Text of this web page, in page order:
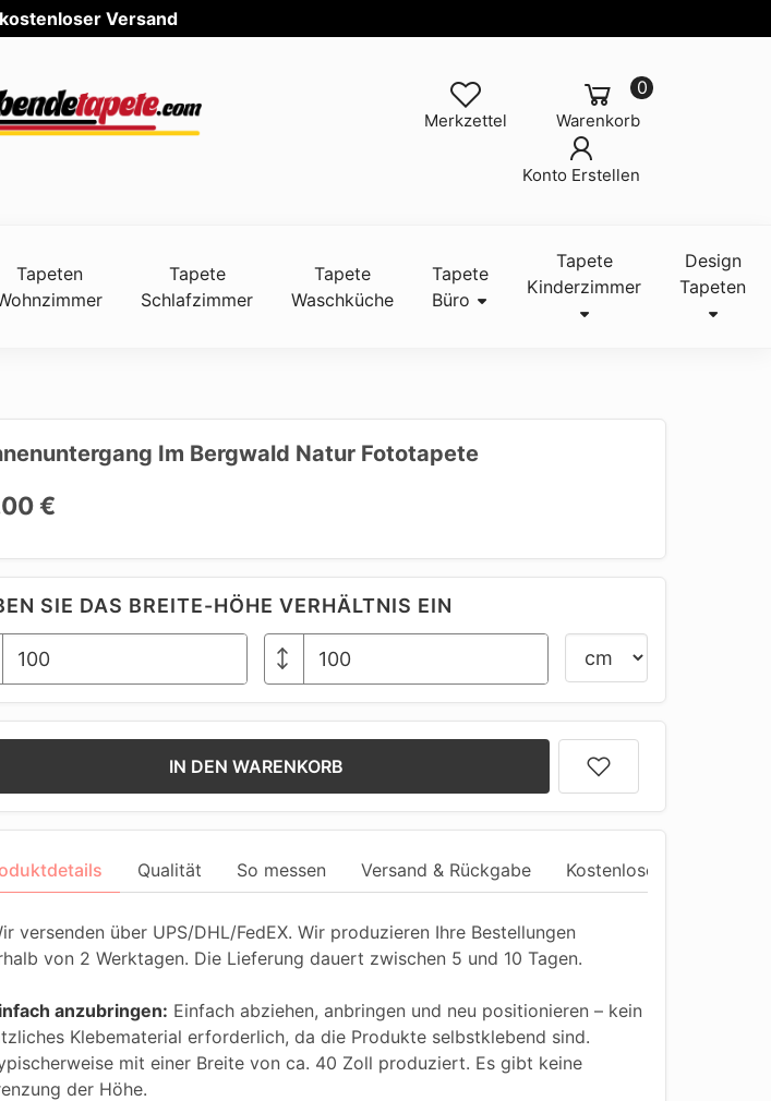
Weltwe
Warenkorb
0
Merkzettel
Konto Erstellen
Tapeten
Tapete
Schlafzimmer
Tapete
Waschküche
Tapete
Büro
Tapete
Kinderzimmer
Design
Tapeten
Im Bergwald Natur Fototapete
€
SIE DAS BREITE-HÖHE VERHÄLTNIS EIN
IN DEN WARENKORB
Qualität So messen Versand & Rückgabe Kostenlose Anpassung
versenden über UPS/DHL/FedEX. Wir produzieren Ihre Bestellungen
von 2 Werktagen. Die Lieferung dauert zwischen 5 und 10 Tagen.
anzubringen: Einfach abziehen, anbringen und neu positionieren – kein
Klebematerial erforderlich, da die Produkte selbstklebend sind.
mit einer Breite von ca. 40 Zoll produziert. Es gibt keine
der Höhe.